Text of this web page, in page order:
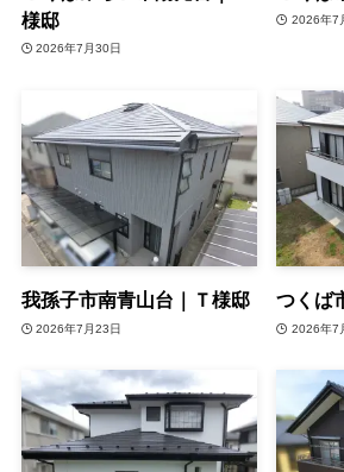
様邸
2026年7月30日
2026年7
我孫子市南青山台｜Ｔ様邸
2026年7月23日
つくば
2026年7